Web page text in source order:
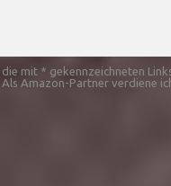
die mit * gekennzeichneten
Als Amazon-Partner verdiene